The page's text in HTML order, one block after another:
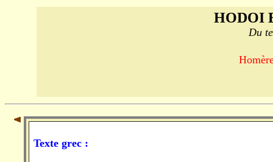
HODOI
Du
Texte grec :